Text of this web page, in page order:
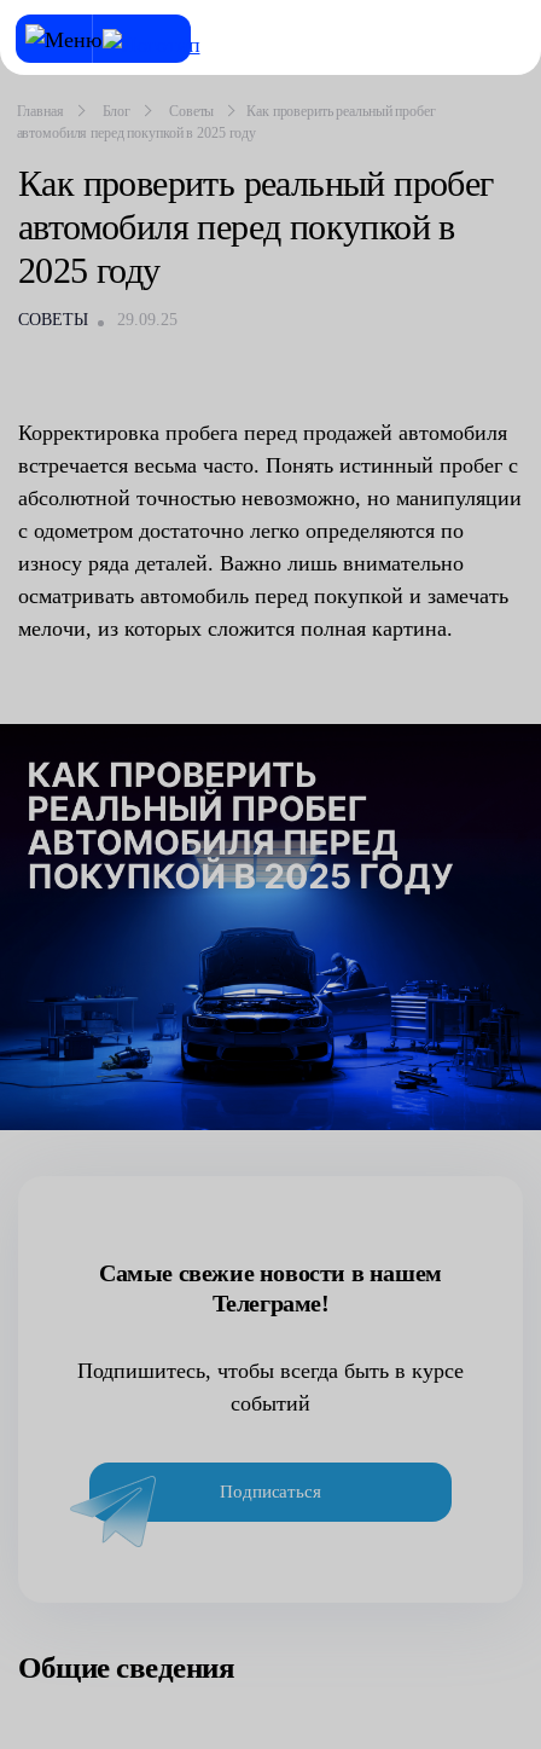
Главная Блог Советы
Как проверить реальный пробег
автомобиля перед покупкой в 2025 году
Как проверить реальный пробег
автомобиля перед покупкой в
2025 году
СОВЕТЫ 29.09.25
Корректировка пробега перед продажей автомобиля
встречается весьма часто. Понять истинный пробег с
абсолютной точностью невозможно, но манипуляции
с одометром достаточно легко определяются по
износу ряда деталей. Важно лишь внимательно
осматривать автомобиль перед покупкой и замечать
мелочи, из которых сложится полная картина.
Самые свежие новости в нашем
Телеграме!
Подпишитесь, чтобы всегда быть в курсе
событий
Подписаться
Общие сведения